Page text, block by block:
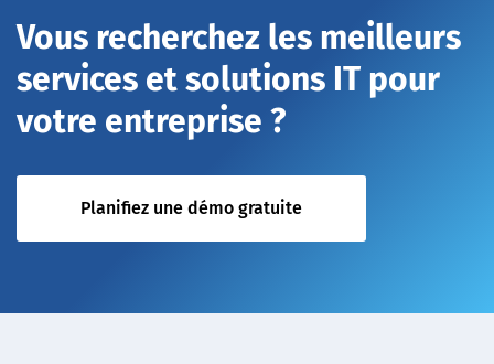
Vous recherchez les meilleurs
services et solutions IT pour
votre entreprise ?
Planifiez une démo gratuite